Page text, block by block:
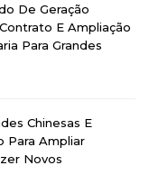
De Geração
E Ampliação
Para Grandes
Chinesas E
Para Ampliar
Novos